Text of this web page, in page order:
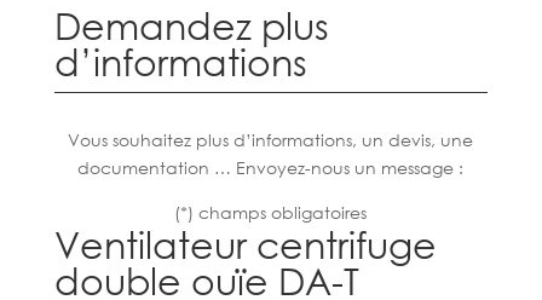
Demandez plus
d’informations
Vous souhaitez plus d’informations, un devis, une
documentation … Envoyez-nous un message :
(*) champs obligatoires
Ventilateur centrifuge
double ouïe DA-T